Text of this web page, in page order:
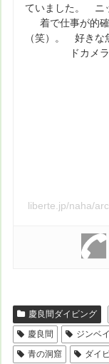
ていました。 ニ
着で仕事が的
（笑）。 好きな
ドカメ
liberte.jp/naha/
慶良間ダイビング
慶良間
ジンベ
青の洞窟
ダイ